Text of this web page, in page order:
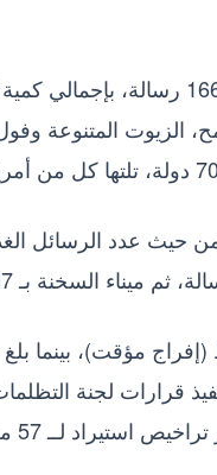
الزيوت المتنوعة
تحت التحفظ (إفراج
مستورد خلال نفس الفترة.